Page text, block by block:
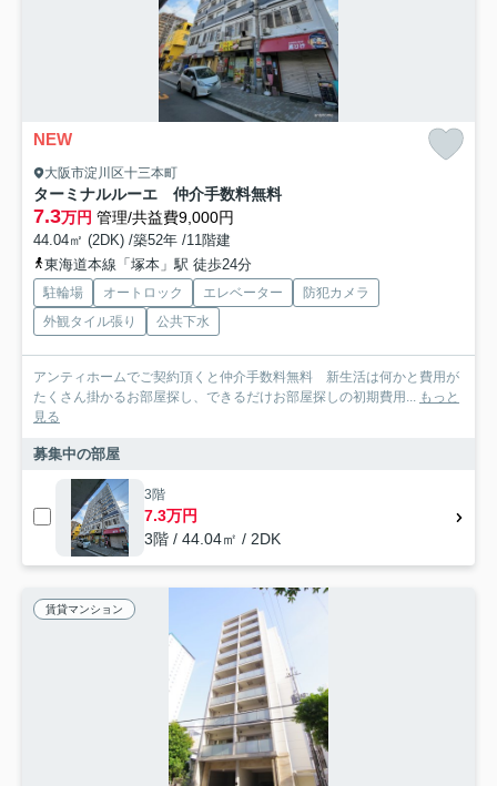
NEW
大阪市淀川区十三本町
ターミナルルーエ 仲介手数料無料
7.3万円 管理/共益費9,000円
44.04㎡ (2DK) /築52年 /11階建
東海道本線「塚本」駅 徒歩24分
駐輪場 オートロック エレベーター
防犯カメラ
外観タイル張り
公共下水
アンティホームでご契約頂くと仲介手数料無料 新生活は何かと費用が
たくさん掛かるお部屋探し、できるだけお部屋探しの初期費用... もっと
見る
募集中の部屋
3階
7.3万円
3階 / 44.04㎡ / 2DK
賃貸マンション